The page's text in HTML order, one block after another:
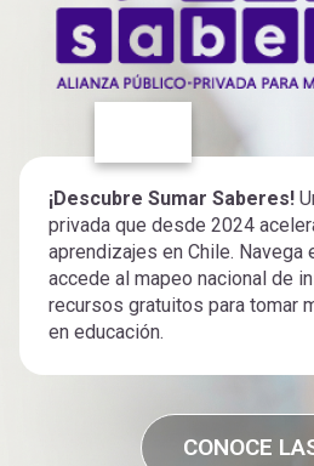
¡Descubre Sumar Saberes!
privada que desde 2024
aprendizajes en Chile. Navega
accede al mapeo nacional de
recursos gratuitos para tomar
en educación.
CONOCE